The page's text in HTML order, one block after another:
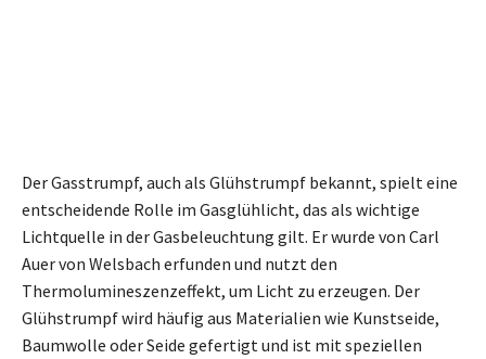
Der Gasstrumpf, auch als Glühstrumpf bekannt, spielt eine
entscheidende Rolle im Gasglühlicht, das als wichtige
Lichtquelle in der Gasbeleuchtung gilt. Er wurde von Carl
Auer von Welsbach erfunden und nutzt den
Thermolumineszenzeffekt, um Licht zu erzeugen. Der
Glühstrumpf wird häufig aus Materialien wie Kunstseide,
Baumwolle oder Seide gefertigt und ist mit speziellen